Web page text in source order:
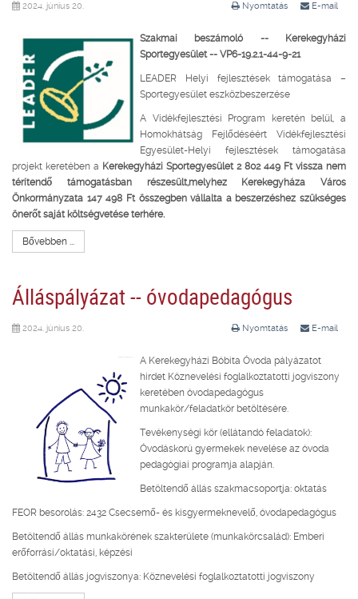
Nyomtatás E-mail
2024. június 20.
Szakmai beszámoló --
Kerekegyházi
Sportegyesület -- VP6-19.2.1-44-9-21
LEADER Helyi fejlesztések támogatása –
Sportegyesület eszközbeszerzése
A Vidékfejlesztési Program keretén belül, a
Homokhátság Fejlődéséért Vidékfejlesztési
Egyesület-Helyi fejlesztések támogatása
projekt keretében a Kerekegyházi Sportegyesület 2 802 449 Ft vissza nem
térítendő támogatásban részesült,melyhez Kerekegyháza Város
Önkormányzata 147 498 Ft összegben vállalta a beszerzéshez szükséges
önerőt saját költségvetése terhére.
Bővebben ...
Álláspályázat -- óvodapedagógus
Nyomtatás E-mail
2024. június 20.
A Kerekegyházi Bóbita Óvoda pályázatot
hirdet Köznevelési foglalkoztatotti jogviszony
keretében óvodapedagógus
munkakör/feladatkör betöltésére.
Tevékenységi kör (ellátandó feladatok):
Óvodáskorú gyermekek nevelése az óvoda
pedagógiai programja alapján.
Betöltendő állás szakmacsoportja: oktatás
FEOR besorolás: 2432 Csecsemő- és kisgyermeknevelő, óvodapedagógus
Betöltendő állás munkakörének szakterülete (munkakörcsalád): Emberi
erőforrási/oktatási, képzési
Betöltendő állás jogviszonya: Köznevelési foglalkoztatotti jogviszony